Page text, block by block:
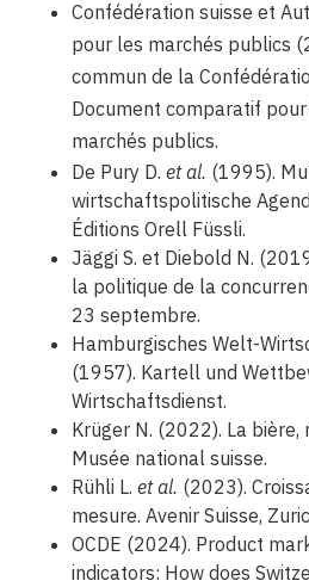
Confédération suisse et
pour les marchés publics
commun de la
Document comparatif
marchés publics.
De Pury D. et al. (1995).
wirtschaftspolitische
Éditions Orell Füssli.
Jäggi S. et Diebold N.
la politique de la
23 septembre.
Hamburgisches Welt-
(1957). Kartell und
Wirtschaftsdienst.
Krüger N. (2022). La bière,
Musée national suisse.
Rühli L. et al. (2023).
mesure. Avenir Suisse,
OCDE (2024). Product
indicators: How does